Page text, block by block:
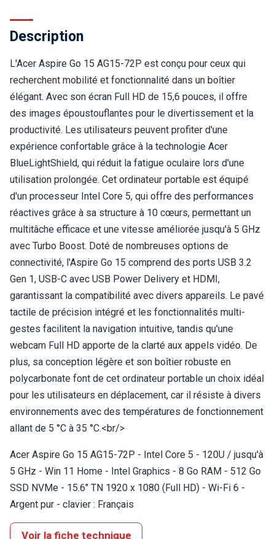
Description
L'Acer Aspire Go 15 AG15-72P est conçu pour ceux qui
recherchent mobilité et fonctionnalité dans un boîtier
élégant. Avec son écran Full HD de 15,6 pouces, il offre
des images époustouflantes pour le divertissement et la
productivité. Les utilisateurs peuvent profiter d'une
expérience confortable grâce à la technologie Acer
BlueLightShield, qui réduit la fatigue oculaire lors d'une
utilisation prolongée. Cet ordinateur portable est équipé
d'un processeur Intel Core 5, qui offre des performances
réactives grâce à sa structure à 10 cœurs, permettant un
multitâche efficace et une vitesse améliorée jusqu'à 5 GHz
avec Turbo Boost. Doté de nombreuses options de
connectivité, l'Aspire Go 15 comprend des ports USB 3.2
Gen 1, USB-C avec USB Power Delivery et HDMI,
garantissant la compatibilité avec divers appareils. Le pavé
tactile de précision intégré et les fonctionnalités multi-
gestes facilitent la navigation intuitive, tandis qu'une
webcam Full HD apporte de la clarté aux appels vidéo. De
plus, sa conception légère et son boîtier robuste en
polycarbonate font de cet ordinateur portable un choix idéal
pour les utilisateurs en déplacement, car il résiste à divers
environnements avec des températures de fonctionnement
allant de 5 °C à 35 °C.<br/>
Acer Aspire Go 15 AG15-72P - Intel Core 5 - 120U / jusqu'à
5 GHz - Win 11 Home - Intel Graphics - 8 Go RAM - 512 Go
SSD NVMe - 15.6" TN 1920 x 1080 (Full HD) - Wi-Fi 6 -
Argent pur - clavier : Français
Voir la fiche technique